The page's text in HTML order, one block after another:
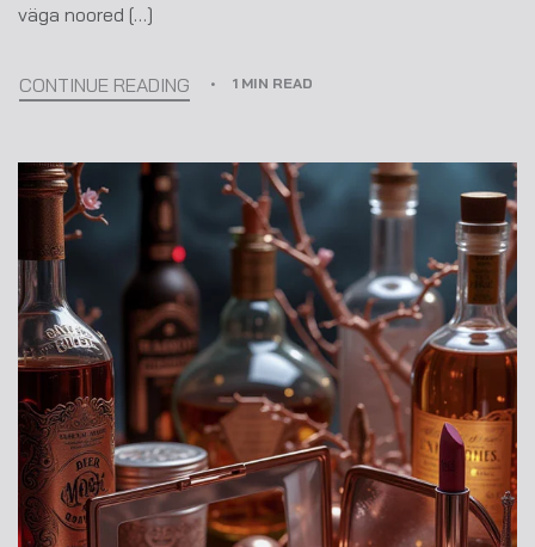
väga noored […]
CONTINUE READING 1 MIN READ